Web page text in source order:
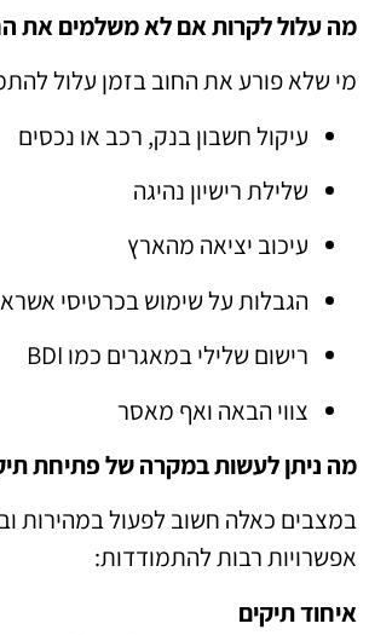
מה עלול לקרות אם לא משלמים את
מי שלא פורע את החוב בזמן עלול
עיקול חשבון בנק, רכב או נכסים
שלילת רישיון נהיגה
עיכוב יציאה מהארץ
הגבלות על שימוש בכרטיסי
רישום שלילי במאגרים כמו BDI
צווי הבאה ואף מאסר
מה ניתן לעשות במקרה של פתיחת
במצבים כאלה חשוב לפעול במהירות
אפשרויות רבות להתמודדות:
איחוד תיקים